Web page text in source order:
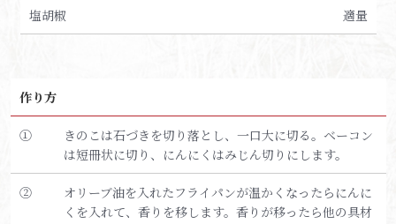
塩胡椒 適量
作り方
①
きのこは石づきを切り落とし、一口大に切る。ベーコン
は短冊状に切り、にんにくはみじん切りにします。
②
オリーブ油を入れたフライパンが温かくなったらにんに
くを入れて、香りを移します。香りが移ったら他の具材